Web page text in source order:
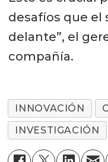
desafíos que el
delante”, el
compañía.
INNOVACIÓN
INVESTIGACIÓN